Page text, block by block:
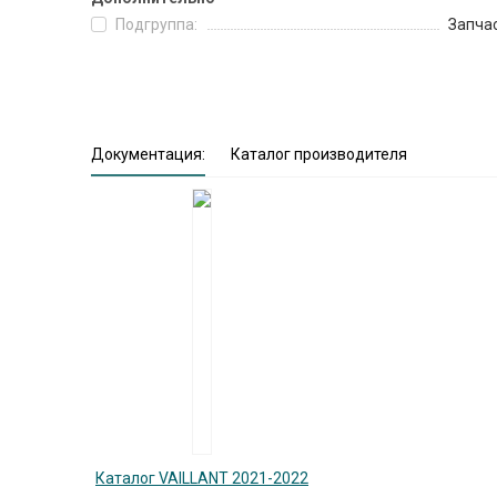
Подгруппа:
Документация: Каталог производителя
Каталог VAILLANT 2021-2022